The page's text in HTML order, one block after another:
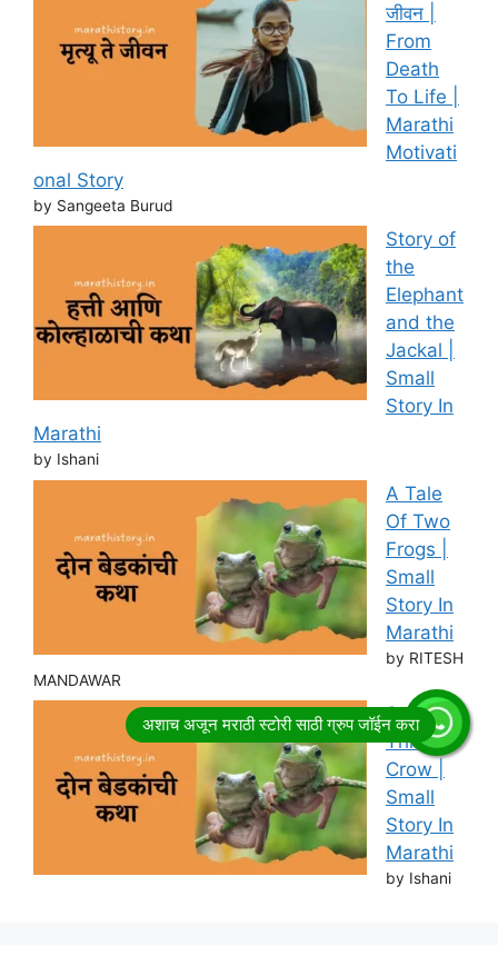
जीवन |
From
Death
To Life |
Marathi
Motivati
onal Story
by Sangeeta Burud
Story of
the
Elephant
and the
Jackal |
Small
Story In
Marathi
by Ishani
A Tale
Of Two
Frogs |
Small
Story In
Marathi
by RITESH
MANDAWAR
Story of
Thirsty
Crow |
Small
Story In
Marathi
by Ishani